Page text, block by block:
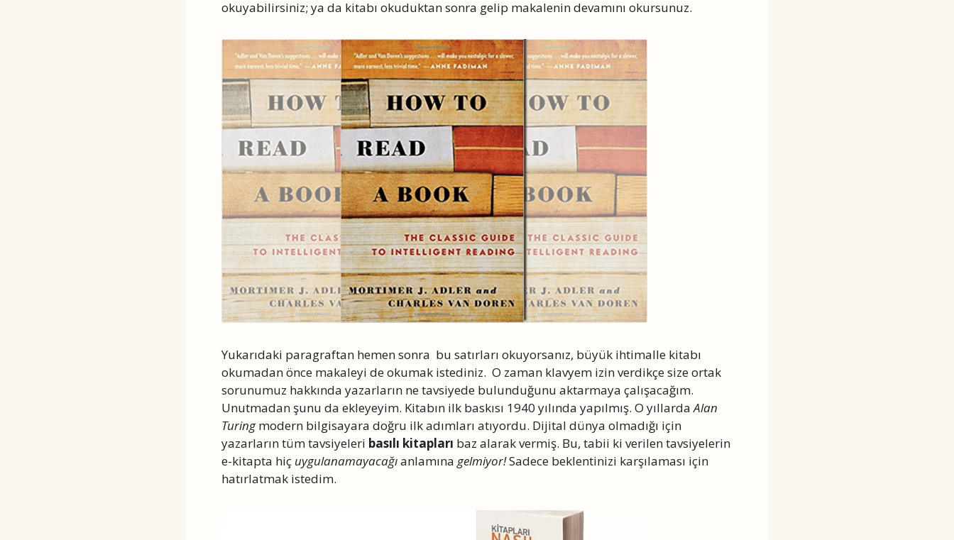
okuyabilirsiniz; ya da kitabı okuduktan sonra gelip makalenin devamını okursunuz.
Yukarıdaki paragraftan hemen sonra bu satırları okuyorsanız, büyük ihtimalle kitabı
okumadan önce makaleyi de okumak istediniz. O zaman klavyem izin verdikçe size ortak
sorunumuz hakkında yazarların ne tavsiyede bulunduğunu aktarmaya çalışacağım.
Unutmadan şunu da ekleyeyim. Kitabın ilk baskısı 1940 yılında yapılmış. O yıllardaAlan
Turingmodern bilgisayara doğru ilk adımları atıyordu. Dijital dünya olmadığı için
yazarların tüm tavsiyeleri basılı kitapları baz alarak vermiş. Bu, tabii ki verilen tavsiyelerin
e-kitapta hiç uygulanamayacağıanlamına gelmiyor!Sadece beklentinizi karşılaması için
hatırlatmak istedim.